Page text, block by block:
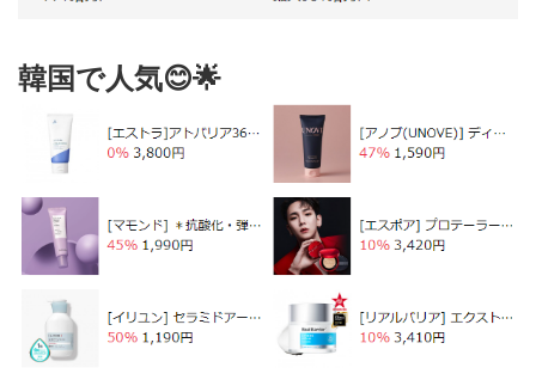
韓国で人気😊🌟